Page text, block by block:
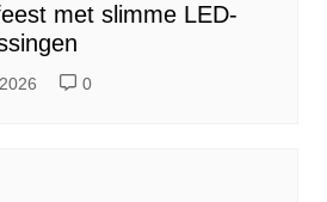
met slimme LED-
0